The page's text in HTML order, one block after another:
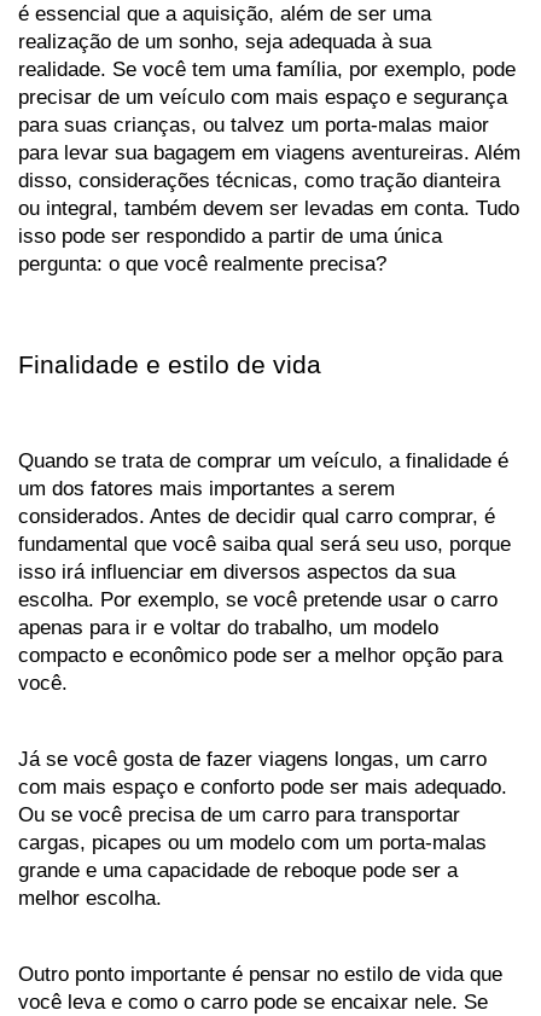
é essencial que a aquisição, além de ser uma
realização de um sonho, seja adequada à sua
realidade. Se você tem uma família, por exemplo, pode
precisar de um veículo com mais espaço e segurança
para suas crianças, ou talvez um porta-malas maior
para levar sua bagagem em viagens aventureiras. Além
disso, considerações técnicas, como tração dianteira
ou integral, também devem ser levadas em conta. Tudo
isso pode ser respondido a partir de uma única
pergunta: o que você realmente precisa?
Finalidade e estilo de vida
Quando se trata de comprar um veículo, a finalidade é
um dos fatores mais importantes a serem
considerados. Antes de decidir qual carro comprar, é
fundamental que você saiba qual será seu uso, porque
isso irá influenciar em diversos aspectos da sua
escolha. Por exemplo, se você pretende usar o carro
apenas para ir e voltar do trabalho, um modelo
compacto e econômico pode ser a melhor opção para
você.
Já se você gosta de fazer viagens longas, um carro
com mais espaço e conforto pode ser mais adequado.
Ou se você precisa de um carro para transportar
cargas, picapes ou um modelo com um porta-malas
grande e uma capacidade de reboque pode ser a
melhor escolha.
Outro ponto importante é pensar no estilo de vida que
você leva e como o carro pode se encaixar nele. Se